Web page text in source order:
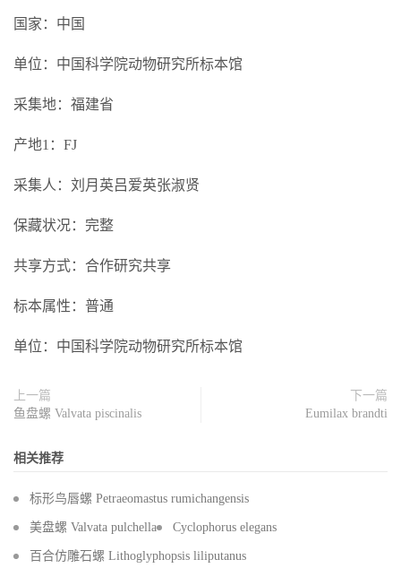
国家：中国
单位：中国科学院动物研究所标本馆
采集地：福建省
产地1：FJ
采集人：刘月英吕爱英张淑贤
保藏状况：完整
共享方式：合作研究共享
标本属性：普通
单位：中国科学院动物研究所标本馆
上一篇
鱼盘螺 Valvata piscinalis
下一篇
Eumilax brandti
相关推荐
标形鸟唇螺 Petraeomastus rumichangensis
美盘螺 Valvata pulchella Cyclophorus elegans
百合仿雕石螺 Lithoglyphopsis liliputanus